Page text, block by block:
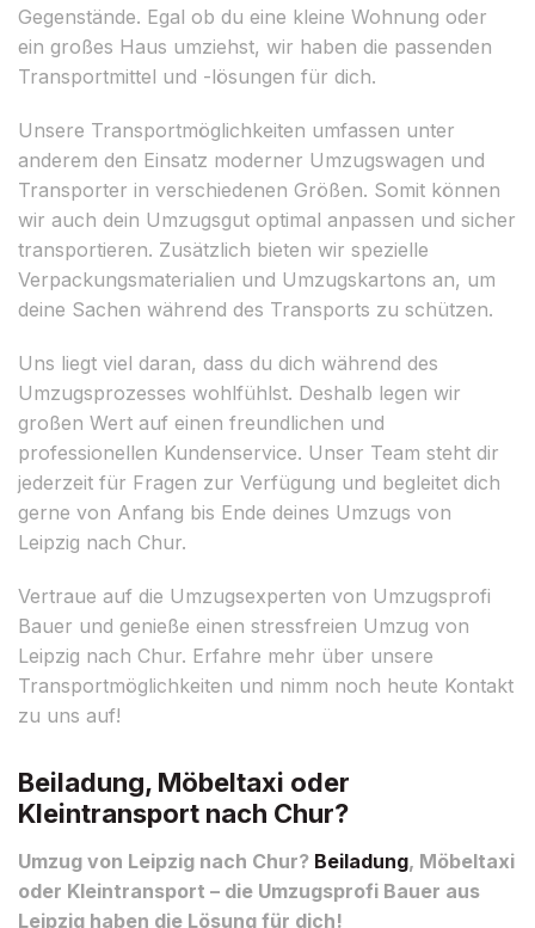
Gegenstände. Egal ob du eine kleine Wohnung oder
ein großes Haus umziehst, wir haben die passenden
Transportmittel und -lösungen für dich.
Unsere Transportmöglichkeiten umfassen unter
anderem den Einsatz moderner Umzugswagen und
Transporter in verschiedenen Größen. Somit können
wir auch dein Umzugsgut optimal anpassen und sicher
transportieren. Zusätzlich bieten wir spezielle
Verpackungsmaterialien und Umzugskartons an, um
deine Sachen während des Transports zu schützen.
Uns liegt viel daran, dass du dich während des
Umzugsprozesses wohlfühlst. Deshalb legen wir
großen Wert auf einen freundlichen und
professionellen Kundenservice. Unser Team steht dir
jederzeit für Fragen zur Verfügung und begleitet dich
gerne von Anfang bis Ende deines Umzugs von
Leipzig nach Chur.
Vertraue auf die Umzugsexperten von Umzugsprofi
Bauer und genieße einen stressfreien Umzug von
Leipzig nach Chur. Erfahre mehr über unsere
Transportmöglichkeiten und nimm noch heute Kontakt
zu uns auf!
Beiladung, Möbeltaxi oder
Kleintransport nach Chur?
Umzug von Leipzig nach Chur? Beiladung, Möbeltaxi
oder Kleintransport – die Umzugsprofi Bauer aus
Leipzig haben die Lösung für dich!